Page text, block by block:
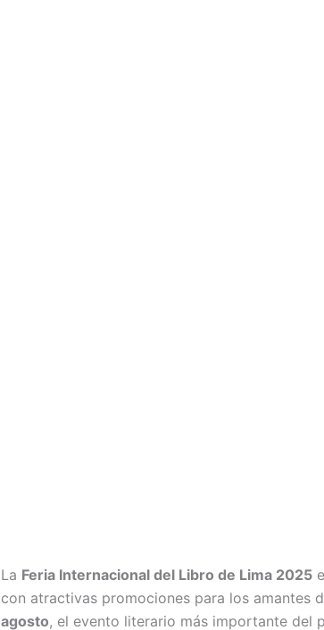
La Feria Internacional del Libro de Lima 2025
con atractivas promociones para los amantes
agosto, el evento literario más importante del